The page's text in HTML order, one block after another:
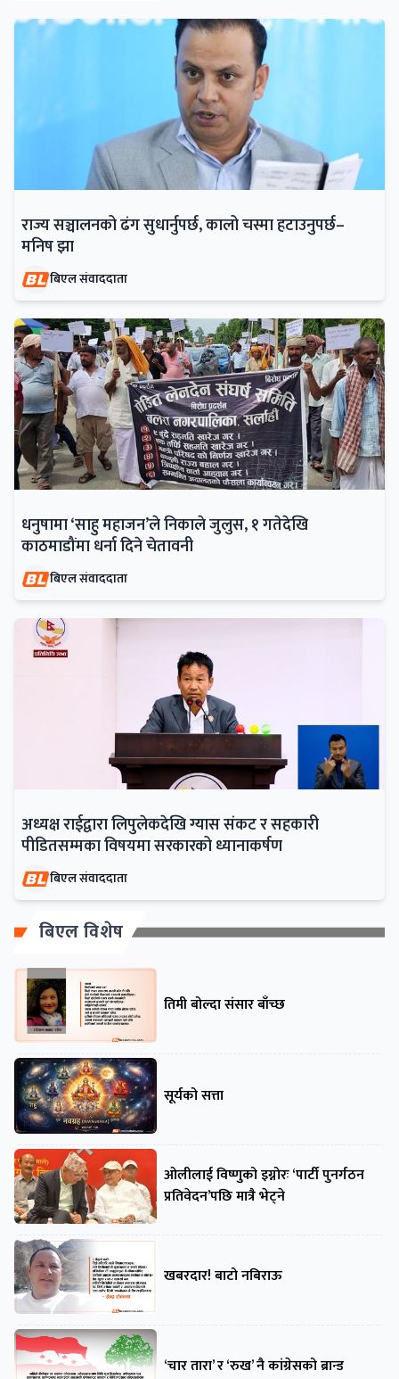
राज्य सञ्चालनको ढंग सुधार्नुपर्छ, कालो चस्मा हटाउनुपर्छ–
मनिष झा
बिएल संवाददाता
धनुषामा ‘साहु महाजन’ले निकाले जुलुस, १ गतेदेखि
काठमाडौंमा धर्ना दिने चेतावनी
बिएल संवाददाता
अध्यक्ष राईद्वारा लिपुलेकदेखि ग्यास संकट र सहकारी
पीडितसम्मका विषयमा सरकारको ध्यानाकर्षण
बिएल संवाददाता
बिएल विशेष
तिमी बोल्दा संसार बाँच्छ
सूर्यको सत्ता
ओलीलाई विष्णुको इग्नोरः ‘पार्टी पुनर्गठन
प्रतिवेदन’पछि मात्रै भेट्ने
खबरदार! बाटो नबिराऊ
‘चार तारा’ र ‘रुख’ नै कांग्रेसको ब्रान्ड